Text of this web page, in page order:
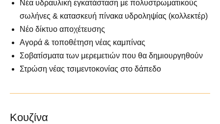
Νέα υδραυλική εγκατάσταση με πολυστρωματικούς
σωλήνες & κατασκευή πίνακα υδροληψίας (κολλεκτέρ)
Νέο δίκτυο αποχέτευσης
Αγορά & τοποθέτηση νέας καμπίνας
Σοβατίσματα των μερεμετιών που θα δημιουργηθούν
Στρώση νέας τσιμεντοκονίας στο δάπεδο
Κουζίνα